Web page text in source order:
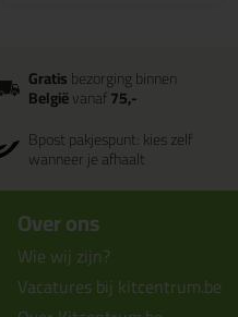
Gratisbezorging binnen
Belgiëvanaf75,-
Bpost pakjespunt: kies zelf
wanneer je afhaalt
Over ons
Wie wij zijn?
Vacatures bij kitcentrum.be